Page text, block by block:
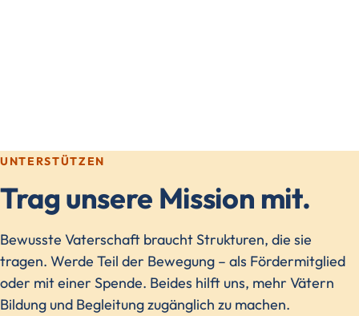
UNTERSTÜTZEN
Trag unsere Mission mit.
Bewusste Vaterschaft braucht Strukturen, die sie
tragen. Werde Teil der Bewegung – als Fördermitglied
oder mit einer Spende. Beides hilft uns, mehr Vätern
Bildung und Begleitung zugänglich zu machen.